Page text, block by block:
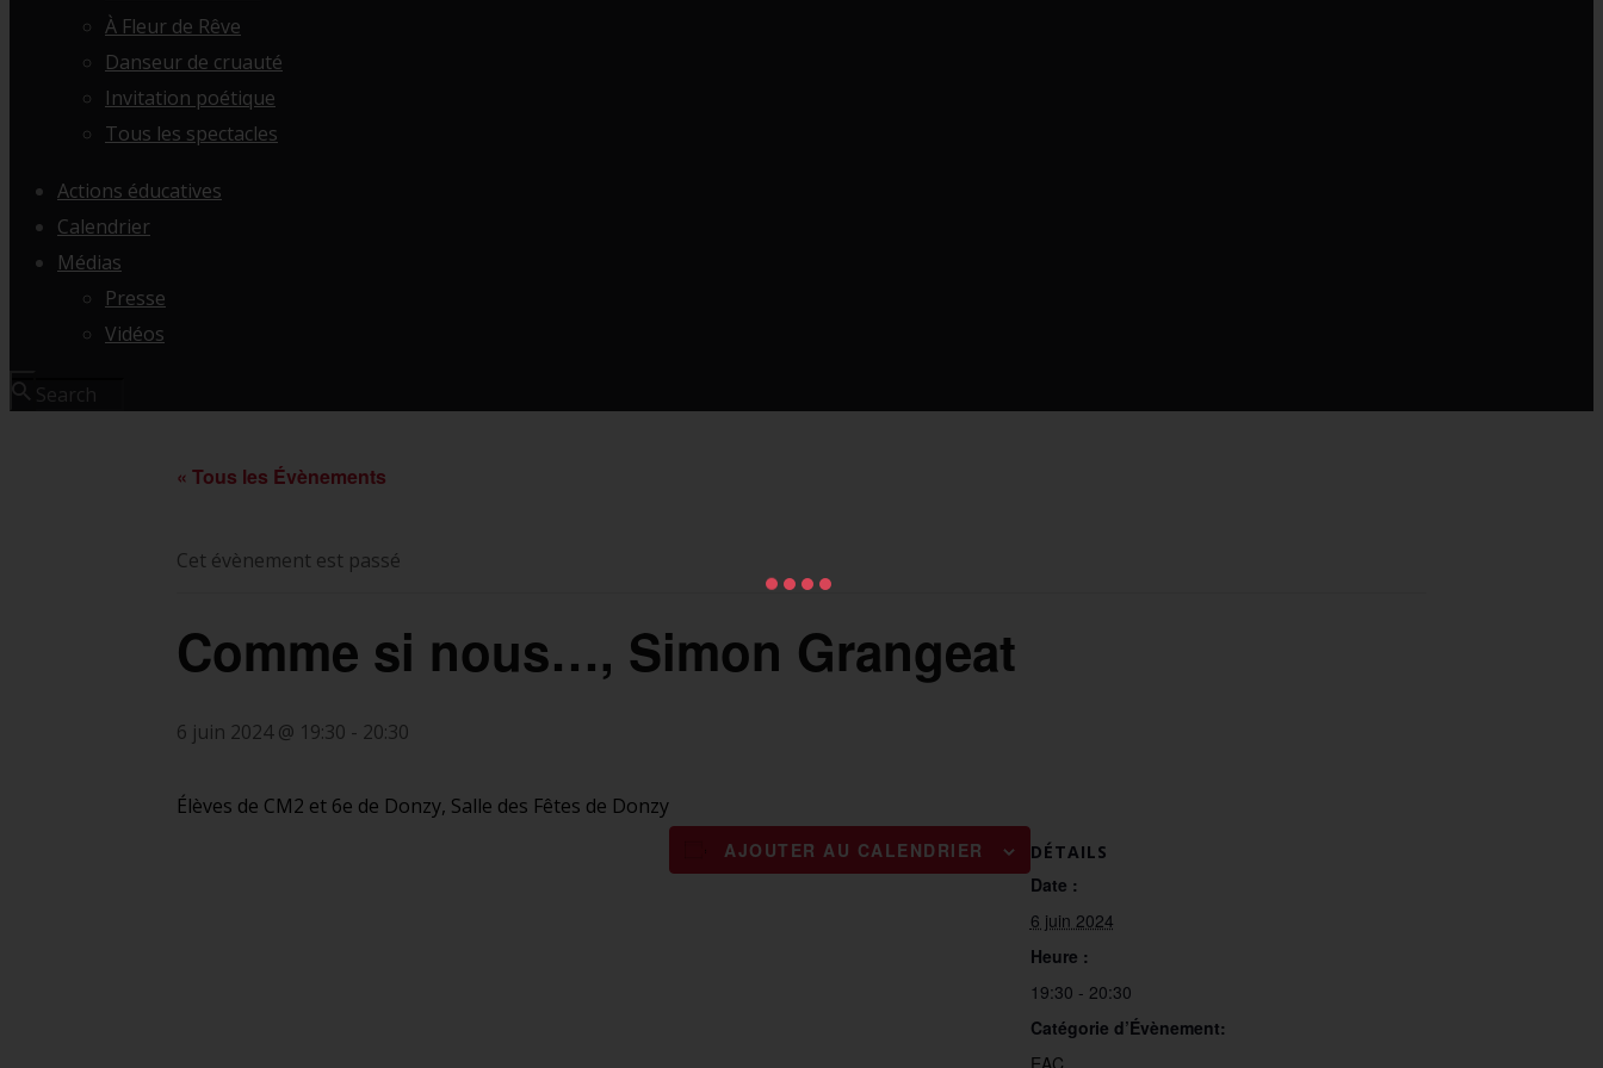
À Fleur de Rêve
Danseur de cruauté
Invitation poétique
Tous les spectacles
Actions éducatives
Calendrier
Médias
Presse
Vidéos
« Tous les Évènements
Cet évènement est passé
Comme si nous…, Simon Grangeat
6 juin 2024 @ 19:30 - 20:30
Élèves de CM2 et 6e de Donzy, Salle des Fêtes de Donzy
AJOUTER AU CALENDRIER DÉTAILS
Date :
6 juin 2024
Heure :
19:30 - 20:30
Catégorie d’Évènement:
EAC